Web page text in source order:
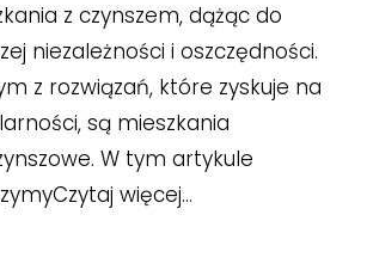
z czynszem, dążąc do
niezależności i oszczędności.
z rozwiązań, które zyskuje na
są mieszkania
W tym artykule
Czytaj więcej…